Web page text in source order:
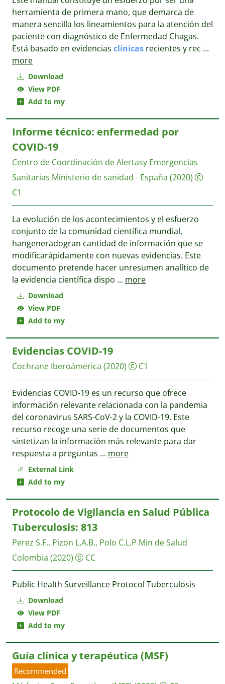
Download
View PDF
Add to my
herramienta de primera mano, que demarca de
manera sencilla los lineamientos para la atención del
paciente con diagnóstico de Enfermedad Chagas.
Está basado en evidencias clínicas recientes y rec ...
more
Download
View PDF
Add to my
Informe técnico: enfermedad por
COVID-19
Centro de Coordinación de Alertasy Emergencias
Sanitarias Ministerio de sanidad - España (2020)
C1
La evolución de los acontecimientos y el esfuerzo
conjunto de la comunidad científica mundial,
hangeneradogran cantidad de información que se
modificarápidamente con nuevas evidencias. Este
documento pretende hacer unresumen analítico de
la evidencia científica dispo ... more
External Link
Add to my
Evidencias COVID-19
Cochrane Iberoámerica (2020) C1
Evidencias COVID-19 es un recurso que ofrece
información relevante relacionada con la pandemia
del coronavirus SARS-CoV-2 y la COVID-19. Este
recurso recoge una serie de documentos que
sintetizan la información más relevante para dar
respuesta a preguntas ... more
Download
View PDF
Add to my
Protocolo de Vigilancia en Salud Pública
Tuberculosis: 813
Perez S.F., Pizon L.A.B., Polo C.L.P Min de Salud
Colombia (2020) CC
Public Health Surveillance Protocol Tuberculosis
Guía clínica y terapéutica (MSF)
Recommended